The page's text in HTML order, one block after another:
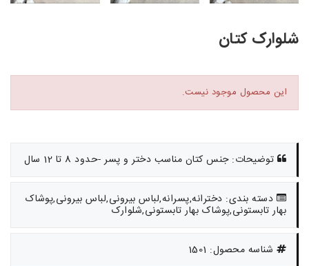
شلوارک کتان
این محصول موجود نیست.
توضیحات: جنس کتان مناسب دختر و پسر -حدود 8 تا 12 سال
دسته بندی: دخترانه,پسرانه,لباس بیرونی,لباس بیرونی,پوشاک
بهار تابستونی,پوشاک بهار تابستونی,شلوارک
شناسه محصول: 1501